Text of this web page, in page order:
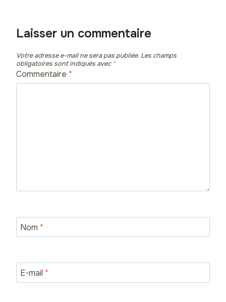
Laisser un commentaire
Votre adresse e-mail ne sera pas publiée. Les champs
obligatoires sont indiqués avec *
Commentaire *
Nom *
E-mail *